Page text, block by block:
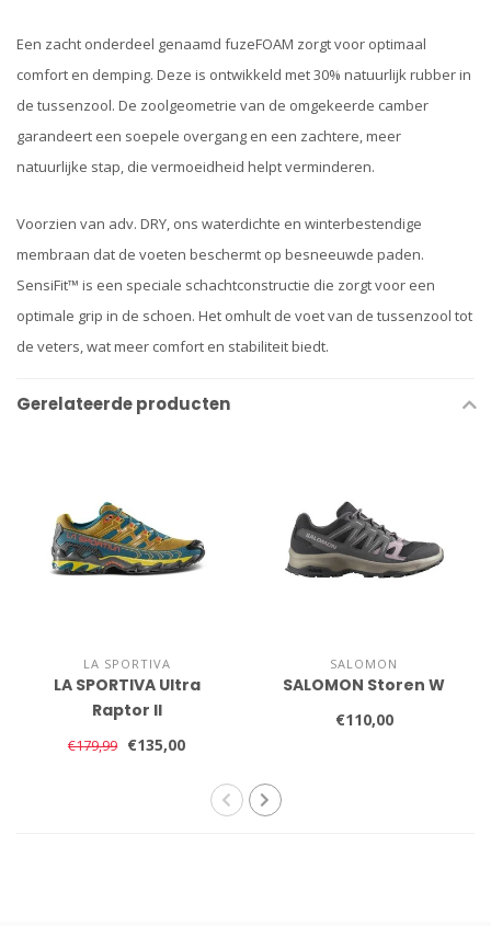
Een zacht onderdeel genaamd fuzeFOAM zorgt voor optimaal
comfort en demping. Deze is ontwikkeld met 30% natuurlijk rubber in
de tussenzool. De zoolgeometrie van de omgekeerde camber
garandeert een soepele overgang en een zachtere, meer
natuurlijke stap, die vermoeidheid helpt verminderen.
Voorzien van adv. DRY, ons waterdichte en winterbestendige
membraan dat de voeten beschermt op besneeuwde paden.
SensiFit™ is een speciale schachtconstructie die zorgt voor een
optimale grip in de schoen. Het omhult de voet van de tussenzool tot
de veters, wat meer comfort en stabiliteit biedt.
Gerelateerde producten
LA SPORTIVA
LA SPORTIVA Ultra
Raptor II
€179,99 €135,00
SALOMON
SALOMON Storen W
€110,00